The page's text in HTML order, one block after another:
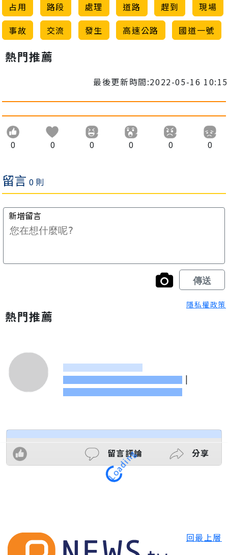
占用 路段 處理 道路 趕到
現場
事故
交流 發生 高速公路 國道一號
熱門推薦
最後更新時間:2022-05-16 10:15
0 0 0 0 0 0
隱私權政策
熱門推薦
|
留言評論 分享
Loading
回最上層